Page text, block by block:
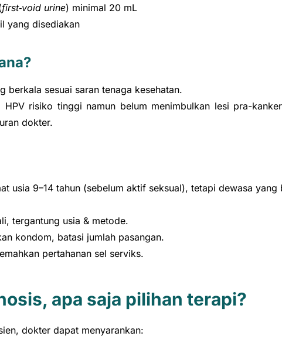
first‑void urine) minimal 20 mL
yang disediakan
berkala sesuai saran tenaga kesehatan.
risiko tinggi namun belum menimbulkan lesi pra-
dokter.
usia 9–14 tahun (sebelum aktif seksual), tetapi dewasa
tergantung usia & metode.
kondom, batasi jumlah pasangan.
pertahanan sel serviks.
apa saja pilihan terapi?
dokter dapat menyarankan: